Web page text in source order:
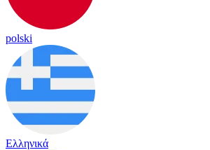
polski
Ελληνικά